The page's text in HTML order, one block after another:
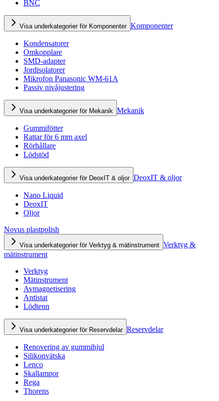
BNC
Visa underkategorier för Komponenter Komponenter
Kondensatorer
Omkopplare
SMD-adapter
Jordisolatorer
Mikrofon Panasonic WM-61A
Passiv nivåjustering
Visa underkategorier för Mekanik Mekanik
Gummifötter
Rattar för 6 mm axel
Rörhållare
Lödstöd
Visa underkategorier för DeoxIT & oljor DeoxIT & oljor
Nano Liquid
DeoxIT
Oljor
Novus plastpolish
Visa underkategorier för Verktyg & mätinstrument Verktyg &
mätinstrument
Verktyg
Mätinstrument
Avmagnetisering
Antistat
Lödtenn
Visa underkategorier för Reservdelar Reservdelar
Renovering av gummihjul
Silikonvätska
Lenco
Skallampor
Rega
Thorens